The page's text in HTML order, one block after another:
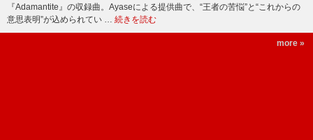
『Adamantite』の収録曲。Ayaseによる提供曲で、“王者の苦悩”と“これからの
意思表明”が込められてい … 続きを読む
more »